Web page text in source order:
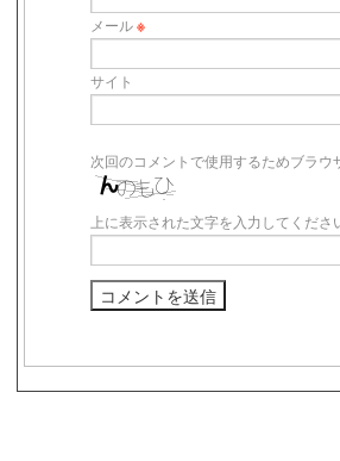
メール※
サイト
次回のコメントで使用するためブラ
上に表示された文字を入力してくださ
s3